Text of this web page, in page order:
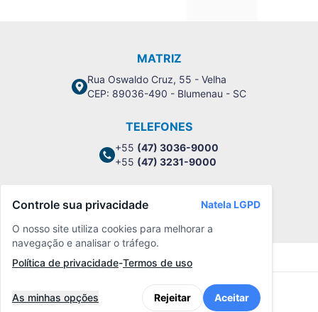
MATRIZ
Rua Oswaldo Cruz, 55 - Velha
CEP: 89036-490 - Blumenau - SC
TELEFONES
+55 (47) 3036-9000
+55 (47) 3231-9000
Política de Privacidade
Controle sua privacidade
Natela LGPD
O nosso site utiliza cookies para melhorar a
navegação e analisar o tráfego.
Política de privacidade-Termos de uso
As minhas opções Rejeitar Aceitar